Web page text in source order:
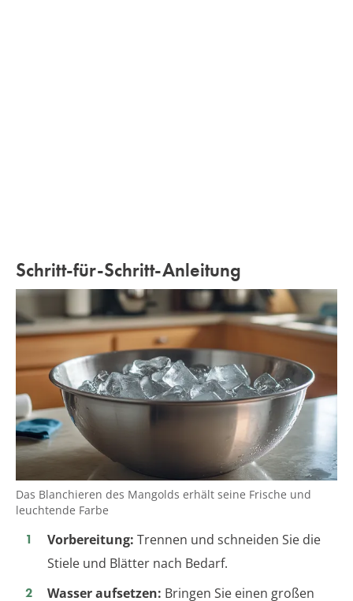
Schritt-für-Schritt-Anleitung
Das Blanchieren des Mangolds erhält seine Frische und
leuchtende Farbe
Vorbereitung: Trennen und schneiden Sie die
Stiele und Blätter nach Bedarf.
Wasser aufsetzen: Bringen Sie einen großen